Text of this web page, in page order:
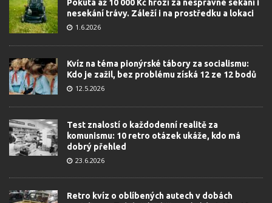
Pokuta až 10 000 Kč hrozí za nesprávné sekání i
nesekání trávy. Záleží i na prostředku a lokaci
1.6.2026
Kvíz na téma pionýrské tábory za socialismu:
Kdo je zažil, bez problému získá 12 ze 12 bodů
12.5.2026
Test znalostí o každodenní realitě za
komunismu: 10 retro otázek ukáže, kdo má
dobrý přehled
23.6.2026
Retro kvíz o oblíbených autech v dobách